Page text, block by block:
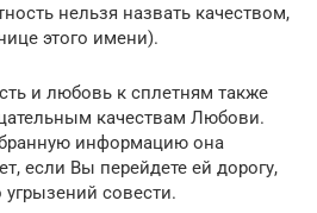
нельзя назвать качеством,
этого имени).
и любовь к сплетням также
качествам Любови.
информацию она
если Вы перейдете ей дорогу,
совести.